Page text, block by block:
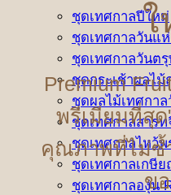
ชุดเทศกาลปีใหม่
ชุดเทศกาลวันแ
ชุดเทศกาลวันต
ชุดกระเช้าผลไม้
ชุดผลไม้เทศกา
ชุดเทศกาลสาร
ชุดเทศกาลไหว้
ชุดเทศกาลเกษี
ชุดเทศกาลองุ่น
Premium
พรีเมียมที่สุ
คุณภาพที่ไม่ซ้
ข